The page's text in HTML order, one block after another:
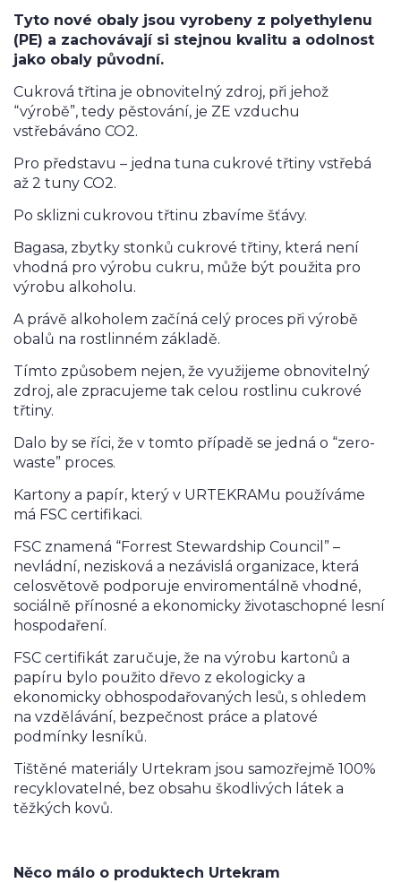
Tyto nové obaly jsou vyrobeny z polyethylenu
(PE) a zachovávají si stejnou kvalitu a odolnost
jako obaly původní.
Cukrová třtina je obnovitelný zdroj, při jehož
“výrobě”, tedy pěstování, je ZE vzduchu
vstřebáváno CO2.
Pro představu – jedna tuna cukrové třtiny vstřebá
až 2 tuny CO2.
Po sklizni cukrovou třtinu zbavíme šťávy.
Bagasa, zbytky stonků cukrové třtiny, která není
vhodná pro výrobu cukru, může být použita pro
výrobu alkoholu.
A právě alkoholem začíná celý proces při výrobě
obalů na rostlinném základě.
Tímto způsobem nejen, že využijeme obnovitelný
zdroj, ale zpracujeme tak celou rostlinu cukrové
třtiny.
Dalo by se říci, že v tomto případě se jedná o “zero-
waste” proces.
Kartony a papír, který v URTEKRAMu používáme
má FSC certifikaci.
FSC znamená “Forrest Stewardship Council” –
nevládní, nezisková a nezávislá organizace, která
celosvětově podporuje enviromentálně vhodné,
sociálně přínosné a ekonomicky životaschopné lesní
hospodaření.
FSC certifikát zaručuje, že na výrobu kartonů a
papíru bylo použito dřevo z ekologicky a
ekonomicky obhospodařovaných lesů, s ohledem
na vzdělávání, bezpečnost práce a platové
podmínky lesníků.
Tištěné materiály Urtekram jsou samozřejmě 100%
recyklovatelné, bez obsahu škodlivých látek a
těžkých kovů.
Něco málo o produktech Urtekram